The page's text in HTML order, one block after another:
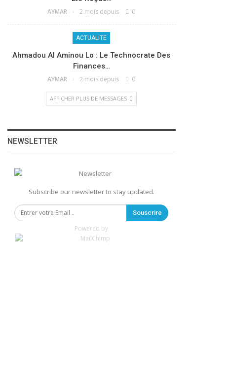
AYMAR 2 mois depuis 0
ACTUALITE
Ahmadou Al Aminou Lo : Le Technocrate Des
Finances…
AYMAR 2 mois depuis 0
AFFICHER PLUS DE MESSAGES
NEWSLETTER
Subscribe our newsletter to stay updated.
Souscrire
Powered by